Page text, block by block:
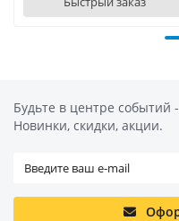
Будьте в центре
Новинки, скидки, акции.